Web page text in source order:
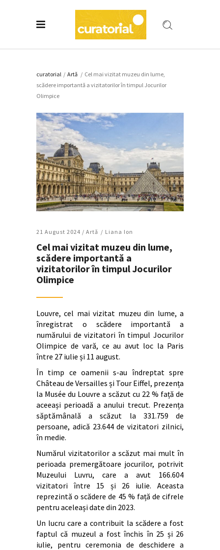
curatorial / Artǎ / Cel mai vizitat muzeu din lume,
scădere importantă a vizitatorilor în timpul Jocurilor
Olimpice
21 August 2024 / Artǎ Liana Ion
Cel mai vizitat muzeu din lume,
scădere importantă a
vizitatorilor în timpul Jocurilor
Olimpice
Louvre, cel mai vizitat muzeu din lume, a
înregistrat o scădere importantă a
numărului de vizitatori în timpul Jocurilor
Olimpice de vară, ce au avut loc la Paris
între 27 iulie și 11 august.
În timp ce oamenii s-au îndreptat spre
Château de Versailles și Tour Eiffel, prezența
la Musée du Louvre a scăzut cu 22 % față de
aceeași perioadă a anului trecut. Prezența
săptămânală a scăzut la 331.759 de
persoane, adică 23.644 de vizitatori zilnici,
în medie.
Numărul vizitatorilor a scăzut mai mult în
perioada premergătoare jocurilor, potrivit
Muzeului Luvru, care a avut 166.604
vizitatori între 15 și 26 iulie. Aceasta
reprezintă o scădere de 45 % față de cifrele
pentru aceleași date din 2023.
Un lucru care a contribuit la scădere a fost
faptul că muzeul a fost închis în 25 și 26
iulie, pentru ceremonia de deschidere a